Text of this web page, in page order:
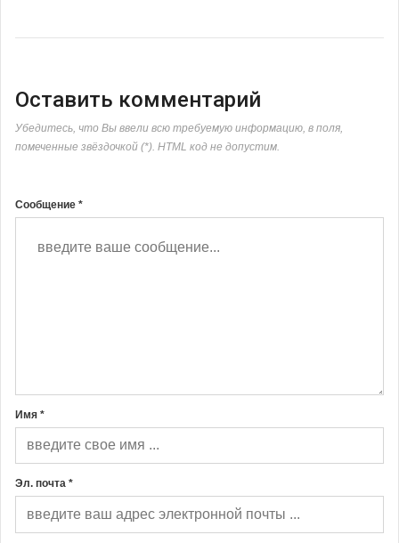
Оставить комментарий
Убедитесь, что Вы ввели всю требуемую информацию, в поля,
помеченные звёздочкой (*). HTML код не допустим.
Сообщение *
Имя *
Эл. почта *